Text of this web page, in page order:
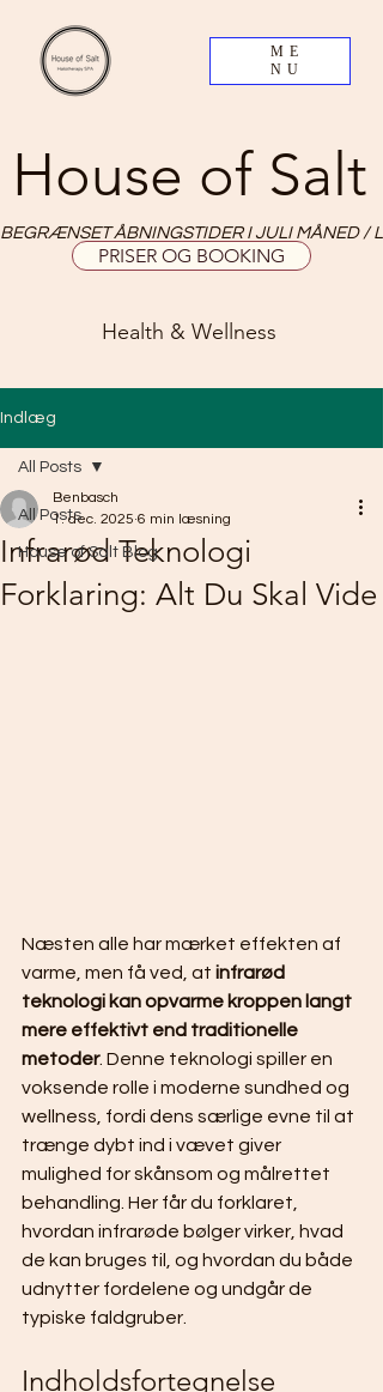
ME
NU
House of Salt
Health & Wellness
PRISER OG BOOKING
BEGRÆNSET ÅBNINGSTIDER I JULI MÅNED /
Indlæg
All Posts
House of Salt Blog
All Posts
Infrarød Teknologi
Forklaring: Alt Du Skal Vide
Benbasch
1. dec. 2025 6 min læsning
Næsten alle har mærket effekten af
varme, men få ved, at infrarød
teknologi kan opvarme kroppen langt
mere effektivt end traditionelle
metoder. Denne teknologi spiller en
voksende rolle i moderne sundhed og
wellness, fordi dens særlige evne til at
trænge dybt ind i vævet giver
mulighed for skånsom og målrettet
behandling. Her får du forklaret,
hvordan infrarøde bølger virker, hvad
de kan bruges til, og hvordan du både
udnytter fordelene og undgår de
typiske faldgruber.
Indholdsfortegnelse